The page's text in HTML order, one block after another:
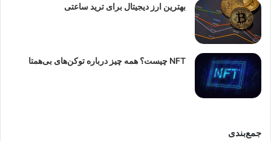
بهترین ارز دیجیتال برای ترید ساعتی
NFT چیست؟ همه چیز درباره توکن‌های بی‌همتا
جمع‌بندی